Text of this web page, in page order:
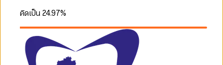
คิดเป็น24.97%